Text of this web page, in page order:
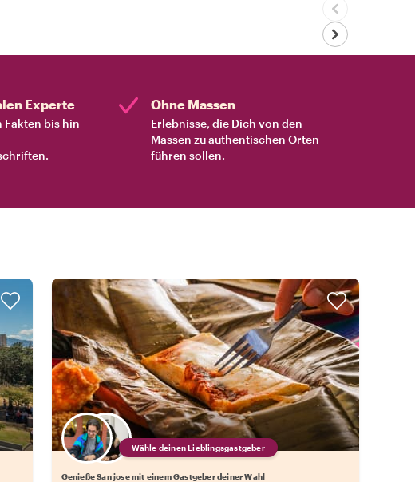
Experte
bis hin
Ohne Massen
Erlebnisse, die Dich von den
Massen zu authentischen Orten
führen sollen.
Wähle deinen Lieblingsgastgeber
Genieße San jose mit einem Gastgeber deiner Wahl